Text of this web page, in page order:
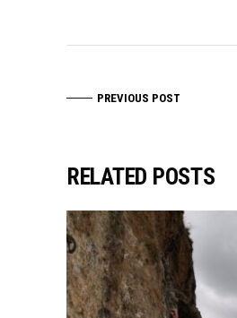
PREVIOUS POST
RELATED POSTS